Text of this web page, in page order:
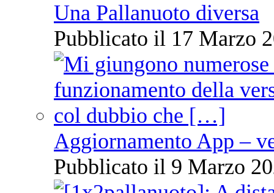
Una Pallanuoto diversa
Pubblicato il 17 Marzo
Aggiornamento App –
Pubblicato il 9 Marzo